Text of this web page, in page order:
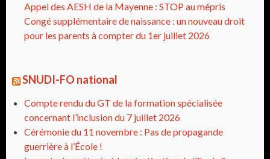
Appel des AESH de la Mayenne : STOP au mépris
Congé supplémentaire de naissance : un nouveau droit
pour les parents à compter du 1er juillet 2026
SNUDI-FO national
Compte rendu du GT de la formation spécialisée
concernant l’inclusion du 7 juillet 2026
Cérémonie du 11 novembre : Pas de propagande
guerrière à l’École !